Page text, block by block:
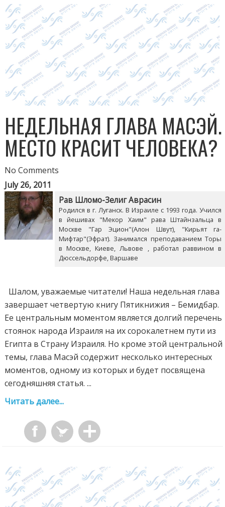
НЕДЕЛЬНАЯ ГЛАВА МАСЭЙ.
МЕСТО КРАСИТ ЧЕЛОВЕКА?
No Comments
July 26, 2011
Рав Шломо-Зелиг Аврасин
Родился в г. Луганск. В Израиле с 1993 года. Учился
в йешивах "Мекор Хаим" рава Штайнзальца в
Москве "Гар Эцион"(Алон Швут), "Кирьят га-
Мифтар"(Эфрат). Занимался преподаванием Торы
в Москве, Киеве, Львове , работал раввином в
Дюссельдорфе, Варшаве
Шалом, уважаемые читатели! Наша недельная глава
завершает четвертую книгу Пятикнижия – Бемидбар.
Ее центральным моментом является долгий перечень
стоянок народа Израиля на их сорокалетнем пути из
Египта в Страну Израиля. Но кроме этой центральной
темы, глава Масэй содержит несколько интересных
моментов, одному из которых и будет посвящена
сегодняшняя статья. ...
Читать далее...